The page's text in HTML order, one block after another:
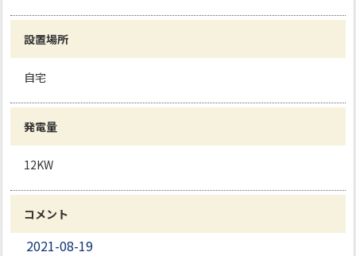
設置場所
自宅
発電量
12KW
コメント
2021-08-19